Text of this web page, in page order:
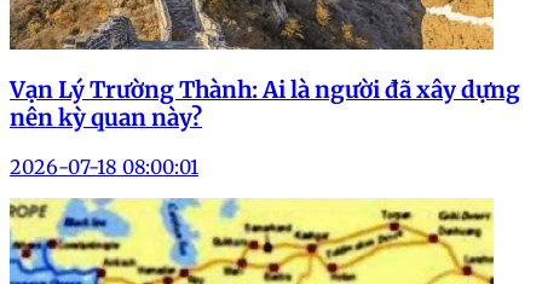
Vạn Lý Trường Thành: Ai là người đã xây dựng
nên kỳ quan này?
2026-07-18 08:00:01